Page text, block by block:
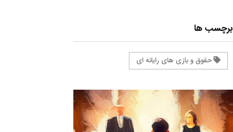
برچسب ها
حقوق و بازی های رایانه ای